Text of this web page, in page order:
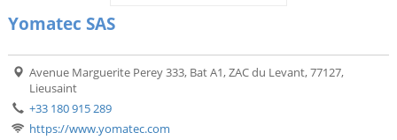
Yomatec SAS
Avenue Marguerite Perey 333, Bat A1, ZAC du Levant, 77127,
Lieusaint
+33 180 915 289
https://www.yomatec.com